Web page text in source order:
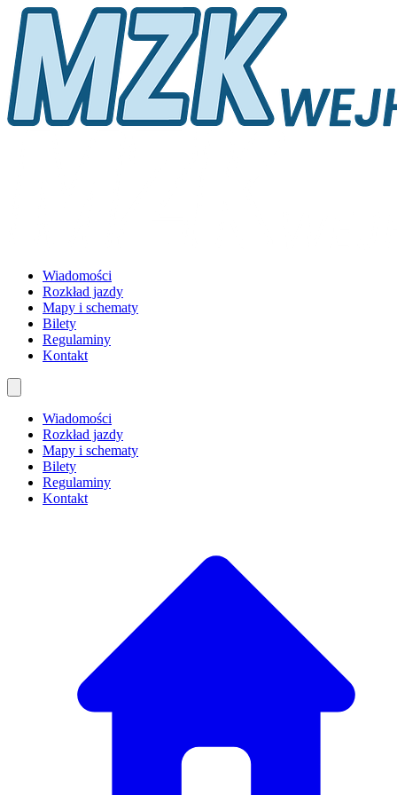
Wiadomości
Rozkład jazdy
Mapy i schematy
Bilety
Regulaminy
Kontakt
Wiadomości
Rozkład jazdy
Mapy i schematy
Bilety
Regulaminy
Kontakt